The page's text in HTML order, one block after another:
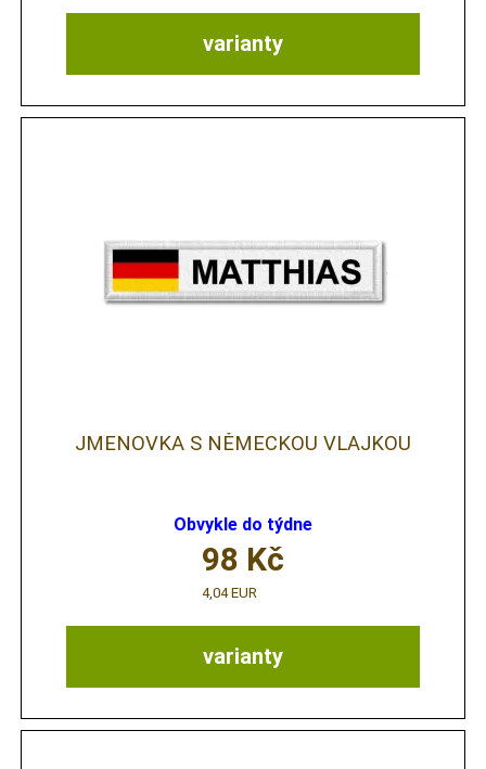
varianty
JMENOVKA S NĚMECKOU VLAJKOU
Obvykle do týdne
varianty
98 Kč
4,04 EUR